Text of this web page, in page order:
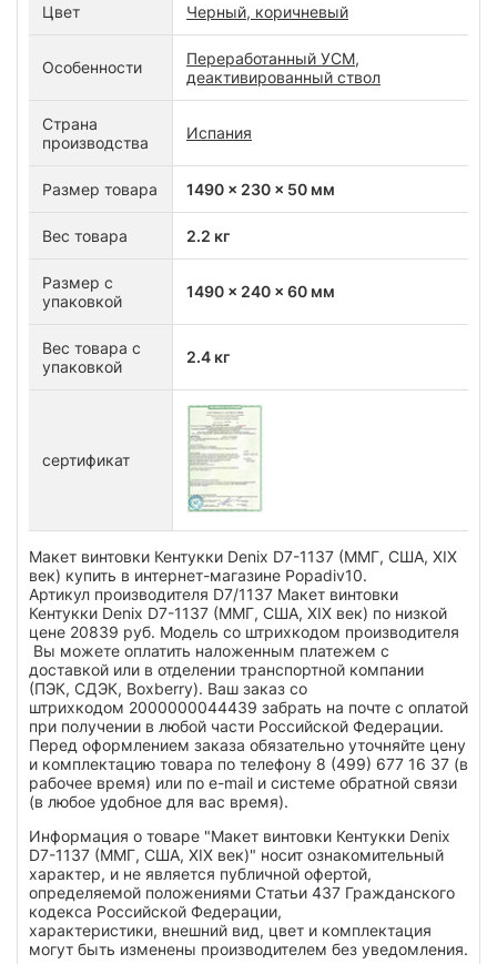
Цвет Черный, коричневый
Особенности
Переработанный УСМ,
деактивированный ствол
Страна
производства
Испания
Размер товара 1490 x 230 x 50 мм
Вес товара 2.2 кг
Размер с
упаковкой
1490 x 240 x 60 мм
Вес товара с
упаковкой
2.4 кг
сертификат
Макет винтовки Кентукки Denix D7-1137 (ММГ, США, XIX
век) купить в интернет-магазине Popadiv10.
Артикул производителя D7/1137 Макет винтовки
Кентукки Denix D7-1137 (ММГ, США, XIX век) по низкой
цене 20839 руб. Модель со штрихкодом производителя
Вы можете оплатить наложенным платежем с
доставкой или в отделении транспортной компании
(ПЭК, СДЭК, Boxberry). Ваш заказ со
штрихкодом 2000000044439 забрать на почте с оплатой
при получении в любой части Российской Федерации.
Перед оформлением заказа обязательно уточняйте цену
и комплектацию товара по телефону 8 (499) 677 16 37 (в
рабочее время) или по e-mail и системе обратной связи
(в любое удобное для вас время).
Информация о товаре "Макет винтовки Кентукки Denix
D7-1137 (ММГ, США, XIX век)" носит ознакомительный
характер, и не является публичной офертой,
определяемой положениями Статьи 437 Гражданского
кодекса Российской Федерации,
характеристики, внешний вид, цвет и комплектация
могут быть изменены производителем без уведомления.